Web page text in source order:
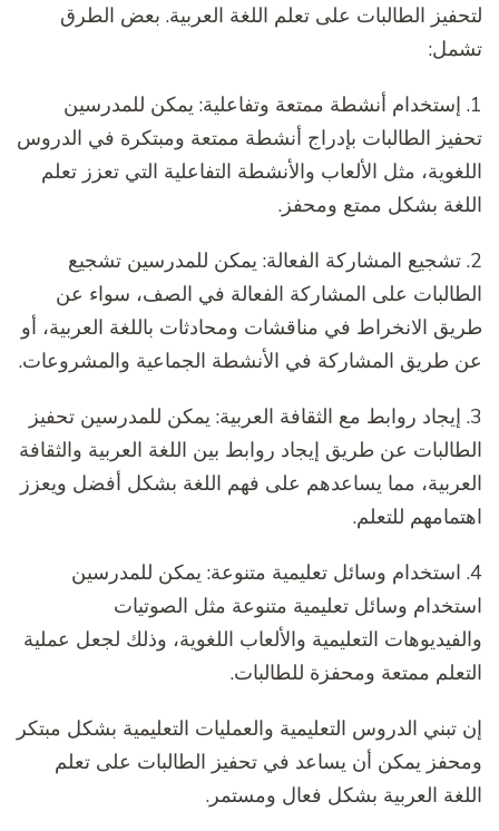
لتحفيز الطالبات على تعلم اللغة العربية. بعض الطرق
تشمل:
1. إستخدام أنشطة ممتعة وتفاعلية: يمكن للمدرسين
تحفيز الطالبات بإدراج أنشطة ممتعة ومبتكرة في الدروس
اللغوية، مثل الألعاب والأنشطة التفاعلية التي تعزز تعلم
اللغة بشكل ممتع ومحفز.
2. تشجيع المشاركة الفعالة: يمكن للمدرسين تشجيع
الطالبات على المشاركة الفعالة في الصف، سواء عن
طريق الانخراط في مناقشات ومحادثات باللغة العربية، أو
عن طريق المشاركة في الأنشطة الجماعية والمشروعات.
3. إيجاد روابط مع الثقافة العربية: يمكن للمدرسين تحفيز
الطالبات عن طريق إيجاد روابط بين اللغة العربية والثقافة
العربية، مما يساعدهم على فهم اللغة بشكل أفضل ويعزز
اهتمامهم للتعلم.
4. استخدام وسائل تعليمية متنوعة: يمكن للمدرسين
استخدام وسائل تعليمية متنوعة مثل الصوتيات
والفيديوهات التعليمية والألعاب اللغوية، وذلك لجعل عملية
التعلم ممتعة ومحفزة للطالبات.
إن تبني الدروس التعليمية والعمليات التعليمية بشكل مبتكر
ومحفز يمكن أن يساعد في تحفيز الطالبات على تعلم
اللغة العربية بشكل فعال ومستمر.